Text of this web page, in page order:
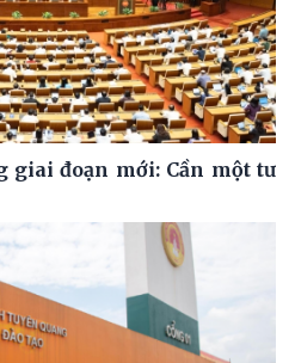
giai đoạn mới: Cần một tư